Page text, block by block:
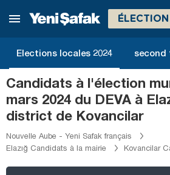
ÉLECTION
Elections locales 2024 second
Candidats à l'élection
mars 2024 du DEVA à
district de Kovancilar
Nouvelle Aube - Yeni Safak français
Elazığ Candidats à la mairie
Kovancilar
Burdur
Çanakkale
Çankırı
Çorum
Denizli
Diyarbakır